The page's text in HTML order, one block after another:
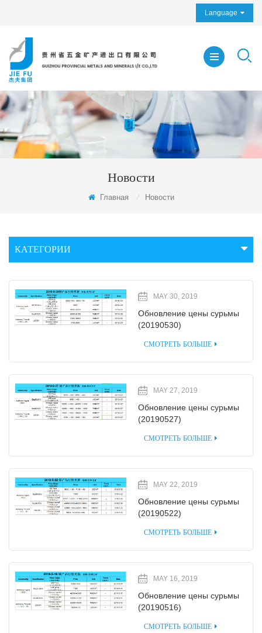
Language
Новости
Главная Новости
КАТЕГОРИИ
MAY 30, 2019
Обновление цены сурьмы
(20190530)
СМОТРЕТЬ БОЛЬШЕ
MAY 27, 2019
Обновление цены сурьмы
(20190527)
СМОТРЕТЬ БОЛЬШЕ
MAY 22, 2019
Обновление цены сурьмы
(20190522)
СМОТРЕТЬ БОЛЬШЕ
MAY 16, 2019
Обновление цены сурьмы
(20190516)
СМОТРЕТЬ БОЛЬШЕ